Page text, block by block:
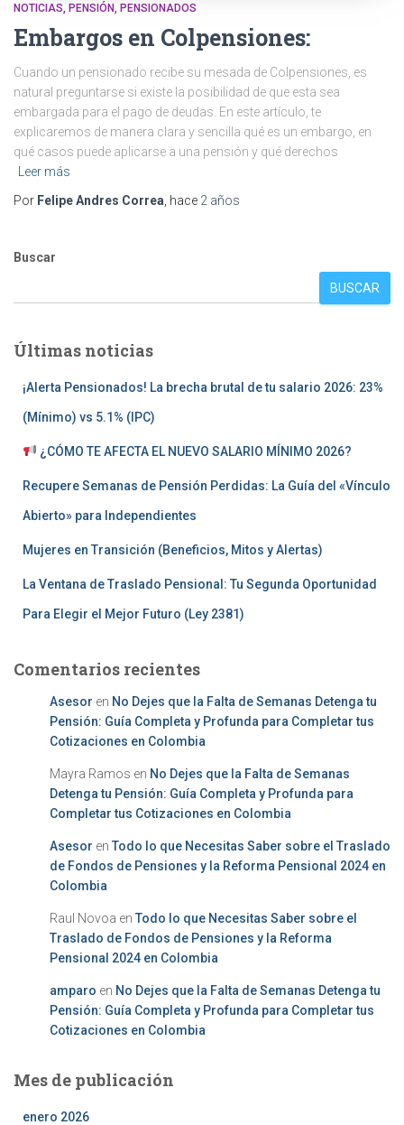
NOTICIAS PENSIÓN PENSIONADOS
Embargos en Colpensiones:
Cuando un pensionado recibe su mesada de Colpensiones, es
natural preguntarse si existe la posibilidad de que esta sea
embargada para el pago de deudas. En este artículo, te
explicaremos de manera clara y sencilla qué es un embargo, en
qué casos puede aplicarse a una pensión y qué derechos
Leer más
Por Felipe Andres Correa , hace 2 años
Buscar
BUSCAR
Últimas noticias
¡Alerta Pensionados! La brecha brutal de tu salario 2026: 23%
(Mínimo) vs 5.1% (IPC)
¿CÓMO TE AFECTA EL NUEVO SALARIO MÍNIMO 2026?
Recupere Semanas de Pensión Perdidas: La Guía del «Vínculo
Abierto» para Independientes
Mujeres en Transición (Beneficios, Mitos y Alertas)
La Ventana de Traslado Pensional: Tu Segunda Oportunidad
Para Elegir el Mejor Futuro (Ley 2381)
Comentarios recientes
Asesor en No Dejes que la Falta de Semanas Detenga tu
Pensión: Guía Completa y Profunda para Completar tus
Cotizaciones en Colombia
Mayra Ramos en No Dejes que la Falta de Semanas
Detenga tu Pensión: Guía Completa y Profunda para
Completar tus Cotizaciones en Colombia
Asesor en Todo lo que Necesitas Saber sobre el Traslado
de Fondos de Pensiones y la Reforma Pensional 2024 en
Colombia
Raul Novoa en Todo lo que Necesitas Saber sobre el
Traslado de Fondos de Pensiones y la Reforma
Pensional 2024 en Colombia
amparo en No Dejes que la Falta de Semanas Detenga tu
Pensión: Guía Completa y Profunda para Completar tus
Cotizaciones en Colombia
Mes de publicación
enero 2026